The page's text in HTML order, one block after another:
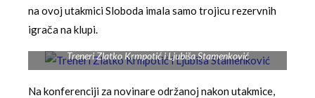
na ovoj utakmici Sloboda imala samo trojicu rezervnih
igrača na klupi.
Treneri Zlatko Krmpotić i Ljubiša Stamenković
Na konferenciji za novinare održanoj nakon utakmice,